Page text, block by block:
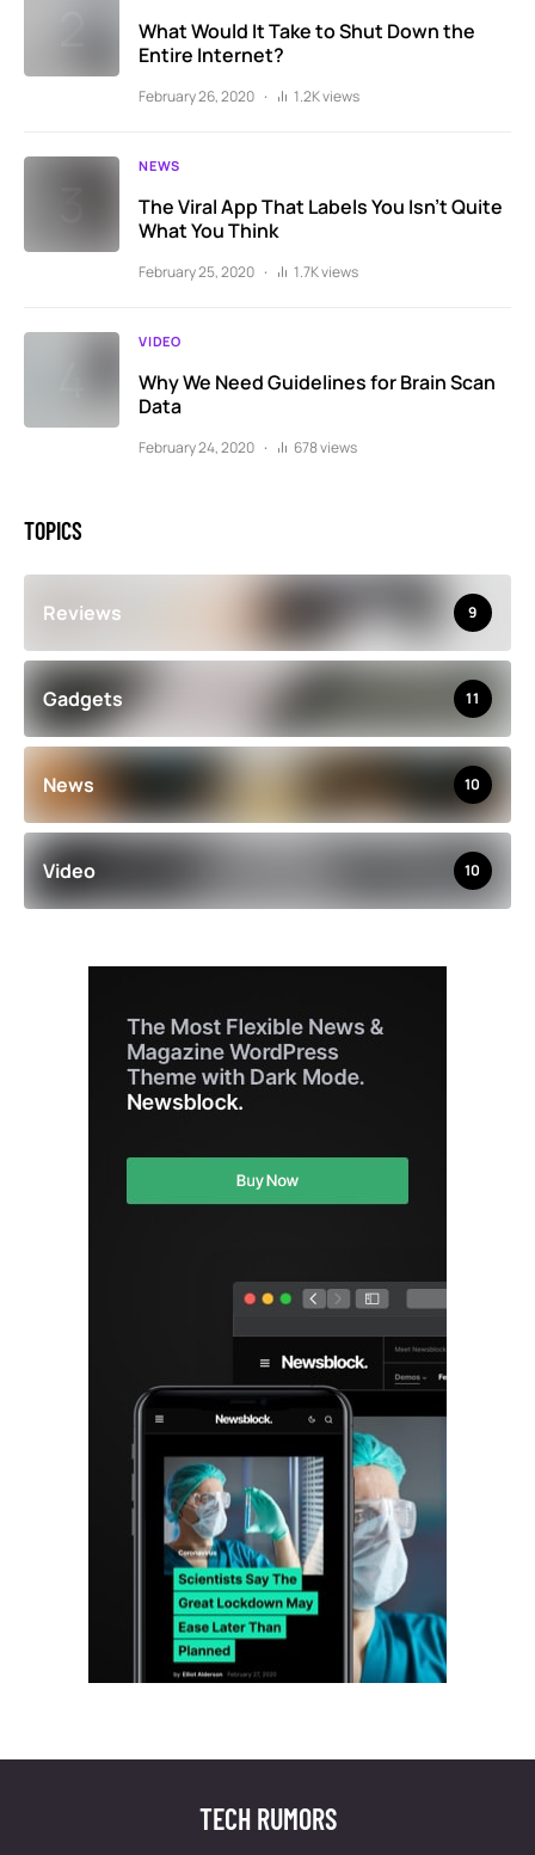
What Would It Take to Shut Down the
Entire Internet?
February 26, 2020 1.2K views
NEWS
The Viral App That Labels You Isn’t Quite
What You Think
February 25, 2020 1.7K views
VIDEO
Why We Need Guidelines for Brain Scan
Data
February 24, 2020 678 views
TOPICS
Reviews 9
Gadgets 11
News 10
Video 10
TECH RUMORS